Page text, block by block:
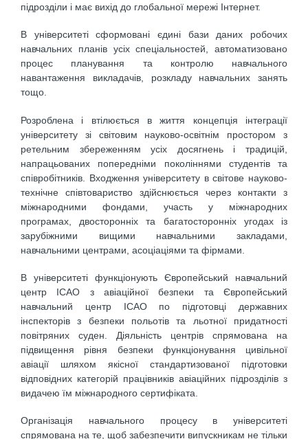
підрозділи і має вихід до глобальної мережі Інтернет.
В університеті сформовані єдині бази даних робочих
навчальних планів усіх спеціальностей, автоматизовано
процес планування та контролю навчального
навантаження викладачів, розкладу навчальних занять
тощо.
Розроблена і втілюється в життя концепція інтеграції
університету зі світовим науково-освітнім простором з
ретельним збереженням усіх досягнень і традицій,
напрацьованих попередніми поколіннями студентів та
співробітників. Входження університету в світове науково-
технічне співтовариство здійснюється через контакти з
міжнародними фондами, участь у міжнародних
програмах, двосторонніх та багатосторонніх угодах із
зарубіжними вищими навчальними закладами,
навчальними центрами, асоціаціями та фірмами.
В університеті функціонують Європейський навчальний
центр ІСАО з авіаційної безпеки та Європейський
навчальний центр ІСАО по підготовці державних
інспекторів з безпеки польотів та льотної придатності
повітряних суден. Діяльність центрів спрямована на
підвищення рівня безпеки функціонування цивільної
авіації шляхом якісної стандартизованої підготовки
відповідних категорій працівників авіаційних підрозділів з
видачею їм міжнародного сертифіката.
Організація навчального процесу в університеті
спрямована на те, щоб забезпечити випускникам не тільки